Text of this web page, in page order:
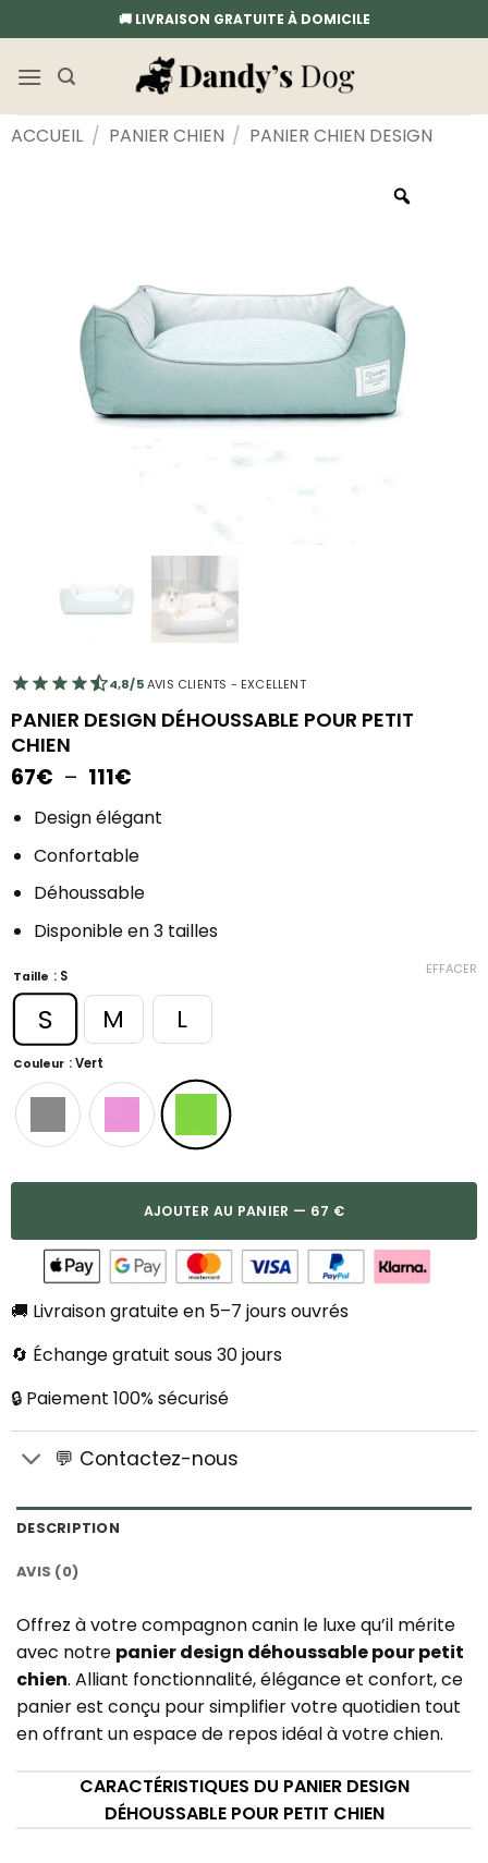
au
contenu
🚚 LIVRAISON GRATUITE À DOMICILE
ACCUEIL / PANIER CHIEN / PANIER CHIEN DESIGN
4,8/5AVIS CLIENTS - EXCELLENT
PANIER DESIGN DÉHOUSSABLE POUR PETIT
CHIEN
67€ – 111€Plage
prix :
à
111€
Design élégant
Confortable
Déhoussable
Disponible en 3 tailles
Taille : S
S M L
Couleur : Vert
EFFACER
AJOUTER AU PANIER — 67 €
🚚 Livraison gratuite en 5–7 jours ouvrés
🔄 Échange gratuit sous 30 jours
🔒 Paiement 100% sécurisé
💬 Contactez-nous
DESCRIPTION
AVIS (0)
Offrez à votre compagnon canin le luxe qu’il mérite
avec notre panier design déhoussable pour petit
chien. Alliant fonctionnalité, élégance et confort, ce
panier est conçu pour simplifier votre quotidien tout
en offrant un espace de repos idéal à votre chien.
CARACTÉRISTIQUES DU PANIER DESIGN
DÉHOUSSABLE POUR PETIT CHIEN